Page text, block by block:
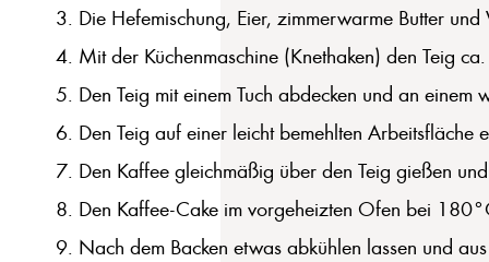
Die Hefemischung, Eier, zimmerwarme Butter
Mit der Küchenmaschine (Knethaken) den Teig
Den Teig mit einem Tuch abdecken und an
Den Teig auf einer leicht bemehlten Arbeitsfläche
Den Kaffee gleichmäßig über den Teig gießen
Den Kaffee-Cake im vorgeheizten Ofen bei
Nach dem Backen etwas abkühlen lassen und